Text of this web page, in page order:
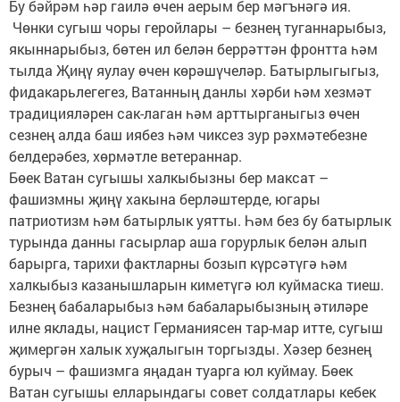
Бу бәйрәм һәр гаилә өчен аерым бер мәгънәгә ия.
Чөнки сугыш чоры геройлары – безнең туганнарыбыз,
якыннарыбыз, бөтен ил белән беррәттән фронтта һәм
тылда Җиңү яулау өчен көрәшүчеләр. Батырлыгыгыз,
фидакарьлегегез, Ватанның данлы хәрби һәм хезмәт
традицияләрен сак-лаган һәм арттырганыгыз өчен
сезнең алда баш иябез һәм чиксез зур рәхмәтебезне
белдерәбез, хөрмәтле ветераннар.
Бөек Ватан сугышы халкыбызны бер максат –
фашизмны җиңү хакына берләштерде, югары
патриотизм һәм батырлык уятты. Һәм без бу батырлык
турында данны гасырлар аша горурлык белән алып
барырга, тарихи фактларны бозып күрсәтүгә һәм
халкыбыз казанышларын киметүгә юл куймаска тиеш.
Безнең бабаларыбыз һәм бабаларыбызның әтиләре
илне яклады, нацист Германиясен тар-мар итте, сугыш
җимергән халык хуҗалыгын торгызды. Хәзер безнең
бурыч – фашизмга яңадан туарга юл куймау. Бөек
Ватан сугышы елларындагы совет солдатлары кебек